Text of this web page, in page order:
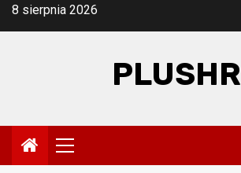
Skip8 sierpnia 2026
PLUSHR
Primary
Menu